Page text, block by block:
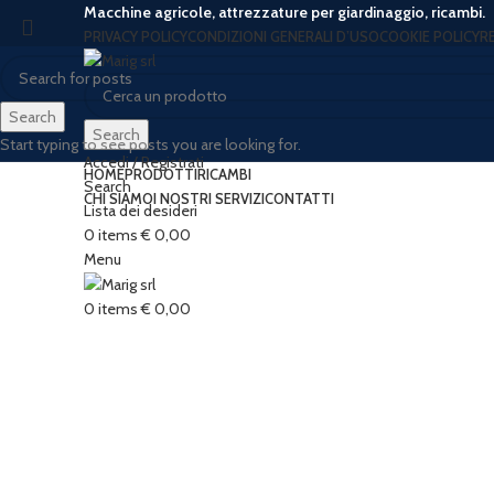
Macchine agricole, attrezzature per giardinaggio, ricambi.
PRIVACY POLICYCONDIZIONI GENERALI D’USOCOOKIE POLICY
Search
Accedi / Registrati
Search
Lista dei desideri
0 items € 0,00
Menu
0 items € 0,00
HOMEPRODOTTIRICAMBI
CHI SIAMOI NOSTRI SERVIZICONTATTI
Search
Start typing to see posts you are looking for.